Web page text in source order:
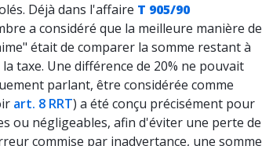
Déjà dans l'affaire T 905/90
a considéré que la meilleure manière de
était de comparer la somme restant à
taxe. Une différence de 20% ne pouvait
parlant, être considérée comme
art. 8 RRT) a été conçu précisément pour
ou négligeables, afin d'éviter une perte de
commise par inadvertance, une somme